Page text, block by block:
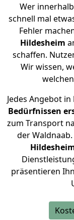
Wer
schnell mal
Fehler
Hildesheim
schaffen.
Wir wissen,
Jedes Angebot
Bedürfnissen
zum Transport
der
präsentieren